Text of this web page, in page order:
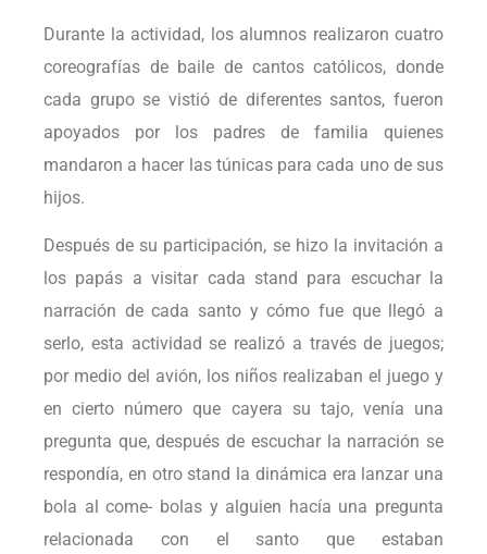
Durante la actividad, los alumnos realizaron cuatro
coreografías de baile de cantos católicos, donde
cada grupo se vistió de diferentes santos, fueron
apoyados por los padres de familia quienes
mandaron a hacer las túnicas para cada uno de sus
hijos.
Después de su participación, se hizo la invitación a
los papás a visitar cada stand para escuchar la
narración de cada santo y cómo fue que llegó a
serlo, esta actividad se realizó a través de juegos;
por medio del avión, los niños realizaban el juego y
en cierto número que cayera su tajo, venía una
pregunta que, después de escuchar la narración se
respondía, en otro stand la dinámica era lanzar una
bola al come- bolas y alguien hacía una pregunta
relacionada con el santo que estaban